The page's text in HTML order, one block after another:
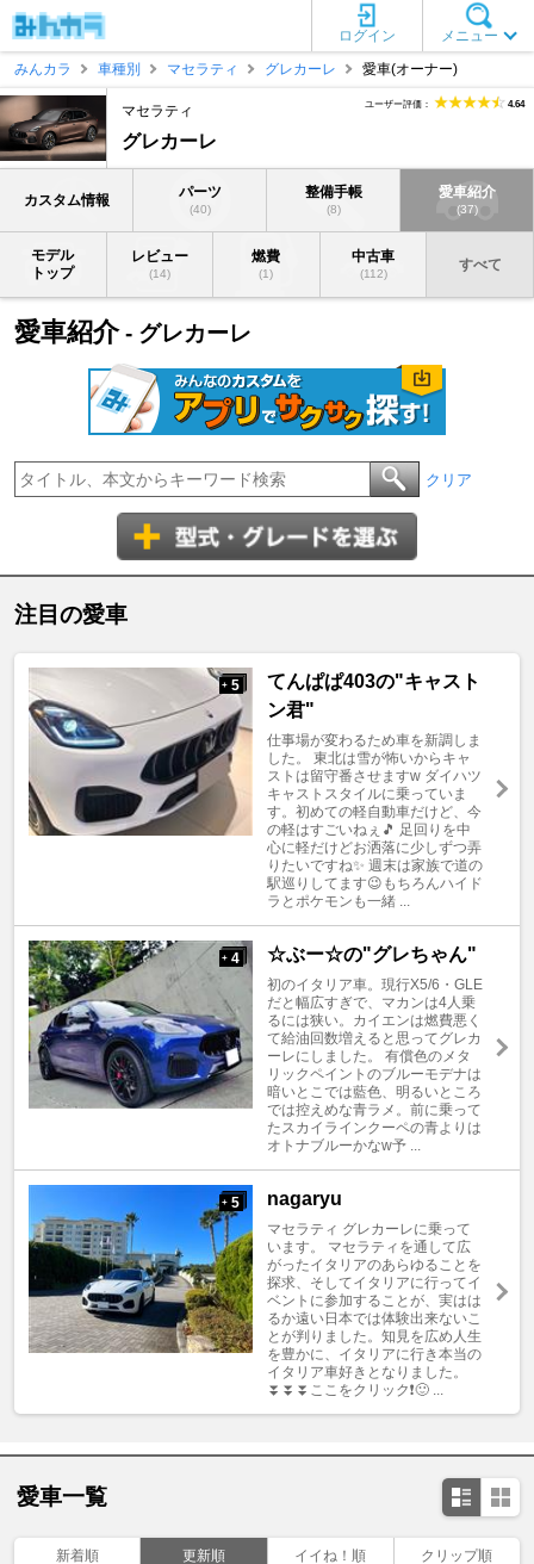
メニュー
ログイン
みんカラ
車種別 マセラティ グレカーレ 愛車(オーナー)
マセラティ
グレカーレ
ユーザー評価： 4.64
カスタム情報 パーツ
(40)
整備手帳
(8)
愛車紹介
(37)
モデル
トップ
レビュー
(14)
燃費
(1)
中古車
(112)
すべて
愛車紹介- グレカーレ
クリア
注目の愛車
+ 5
てんぱぱ403の"キャスト
ン君"
仕事場が変わるため車を新調しま
した。 東北は雪が怖いからキャ
ストは留守番させますw ダイハツ
キャストスタイルに乗っていま
す。初めての軽自動車だけど、今
の軽はすごいねぇ🎵 足回りを中
心に軽だけどお洒落に少しずつ弄
りたいですね✨ 週末は家族で道の
駅巡りしてます😉もちろんハイド
ラとポケモンも一緒 ...
+ 4 ☆ぶー☆の"グレちゃん"
初のイタリア車。現行X5/6・GLE
だと幅広すぎで、マカンは4人乗
るには狭い。カイエンは燃費悪く
て給油回数増えると思ってグレカ
ーレにしました。 有償色のメタ
リックペイントのブルーモデナは
暗いとこでは藍色、明るいところ
では控えめな青ラメ。前に乗って
たスカイラインクーペの青よりは
オトナブルーかなw予 ...
+ 5 nagaryu
マセラティ グレカーレに乗って
います。 マセラティを通して広
がったイタリアのあらゆることを
探求、そしてイタリアに行ってイ
ベントに参加することが、実はは
るか遠い日本では体験出来ないこ
とが判りました。知見を広め人生
を豊かに、イタリアに行き本当の
イタリア車好きとなりました。
⏬⏬⏬ここをクリック❗️🙂 ...
愛車一覧
新着順 更新順 イイね！順 クリップ順